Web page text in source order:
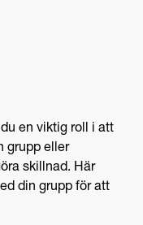
en viktig roll i att
grupp eller
skillnad. Här
din grupp för att